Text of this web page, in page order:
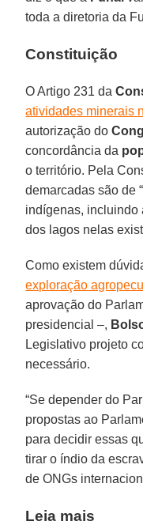
toda a diretoria da
Constituição
O Artigo 231 da
atividades minerais
autorização do
concordância da
o território. Pela
demarcadas são de
indígenas, incluindo
dos lagos nelas
Como existem
exploração
aprovação do
presidencial –,
Legislativo projeto
necessário.
“Se depender do
propostas ao
para decidir essas
tirar o índio da
de ONGs
Leia mais